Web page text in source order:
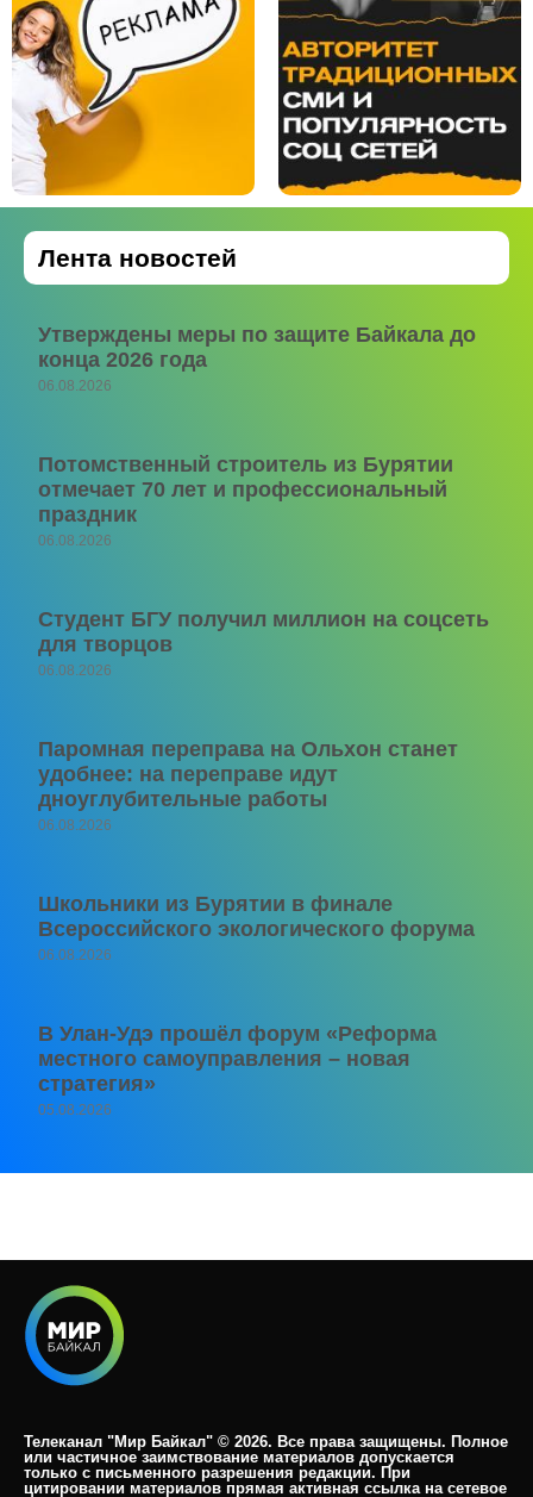
Лента новостей
Утверждены меры по защите Байкала до
конца 2026 года
06.08.2026
Потомственный строитель из Бурятии
отмечает 70 лет и профессиональный
праздник
06.08.2026
Студент БГУ получил миллион на соцсеть
для творцов
06.08.2026
Паромная переправа на Ольхон станет
удобнее: на переправе идут
дноуглубительные работы
06.08.2026
Школьники из Бурятии в финале
Всероссийского экологического форума
06.08.2026
В Улан-Удэ прошёл форум «Реформа
местного самоуправления – новая
стратегия»
05.08.2026
Телеканал "Мир Байкал" © 2026. Все права защищены. Полное
или частичное заимствование материалов допускается
только с письменного разрешения редакции. При
цитировании материалов прямая активная ссылка на сетевое